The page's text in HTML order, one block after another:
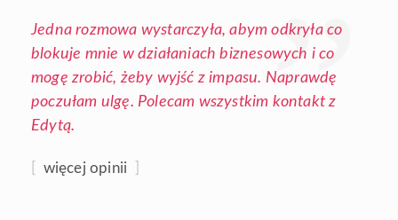
Jedna rozmowa wystarczyła, abym odkryła co
blokuje mnie w działaniach biznesowych i co
mogę zrobić, żeby wyjść z impasu. Naprawdę
poczułam ulgę. Polecam wszystkim kontakt z
Edytą.
więcej opinii